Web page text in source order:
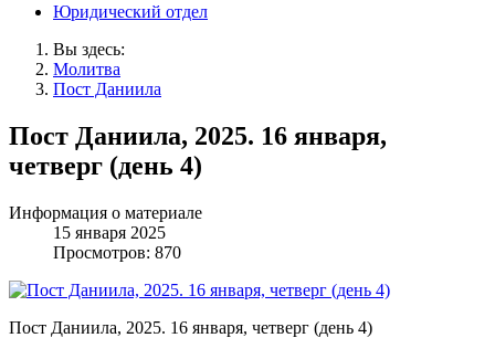
Юридический отдел
Вы здесь:
Молитва
Пост Даниила
Пост Даниила, 2025. 16 января,
четверг (день 4)
Информация о материале
15 января 2025
Просмотров: 870
Пост Даниила, 2025. 16 января, четверг (день 4)